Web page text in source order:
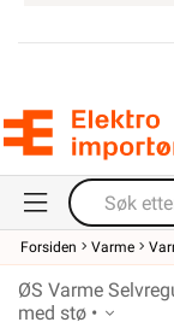
Forsiden Varme
ØS Varme
med stø •